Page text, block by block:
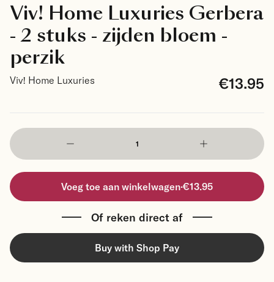
Viv! Home Luxuries Gerbera
- 2 stuks - zijden bloem -
perzik
Viv! Home Luxuries €13.95
Voeg toe aan winkelwagen·€13.95
Of reken direct af
Buy with Shop Pay